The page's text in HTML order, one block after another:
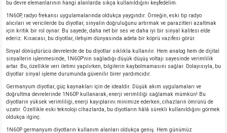
MARKA)
bu devre elemanlarının hangi alanlarda sıkça kullanıldığını keşfedelim.
1N60P, radyo frekansı uygulamalarında oldukça yaygındır. Örneğin, eski tip radyo
alıcıları ve vericilerde bu diyotlar, sinyalin doğruluğunu artırmak ve parazitleri azaltmak
için kritik bir rol oynar. Bu sayede, daha net bir ses ve daha iyi bir sinyal kalitesi elde
ederiz. Kısacası, bu diyotlar, iletişim dünyasında adeta bir köprü vazifesi görür.
Sinyal dönüştürücü devrelerde de bu diyotlar sıklıkla kullanılır. Hem analog hem de dijital
sinyallerin işlenmesinde, 1N60P'nin sağladığı düşük düşüş voltajı sayesinde verimlilik
artar. Bu, özellikle veri iletimi yapılırken, bilgilerin kaybolmamasını sağlar. Dolayısıyla, bu
diyotlar sinyal işleme durumunda güvenilir birer yardımcıdır.
Germanyum diyotlar, güç kaynakları için de idealdir. Düşük akım uygulamaları ve
doğrultma devrelerinde 1N60P kullanarak, enerji verimliliği sağlamak mümkün! Bu
diyotların yüksek verimliliği, enerji kayıplarını minimize ederken, cihazların ömrünü de
uzatır. Özellikle eski teknoloji cihazlarda, bu diyotların hâlâ sürekli kullanıldığını görmek
oldukça ilginç.
1N60P germanyum diyotların kullanım alanları oldukça geniş. Hem günümüz